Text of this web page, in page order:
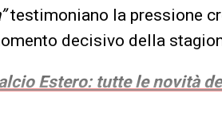
testimoniano la pressione
decisivo della
Estero: tutte le novità